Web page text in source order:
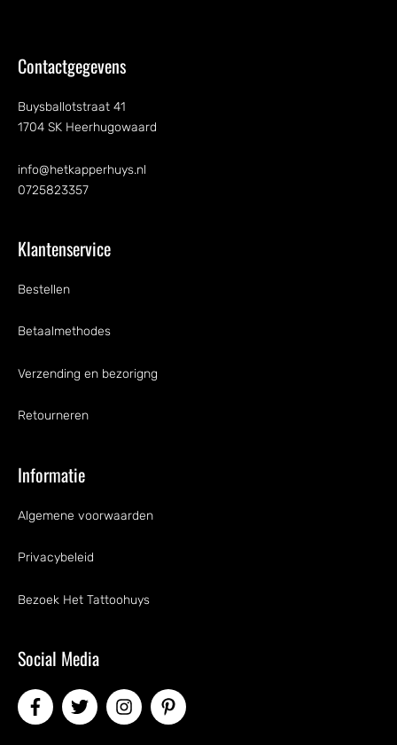
Contactgegevens
Buysballotstraat 41
1704 SK Heerhugowaard
info@hetkapperhuys.nl
0725823357
Klantenservice
Bestellen
Betaalmethodes
Verzending en bezorigng
Retourneren
Informatie
Algemene voorwaarden
Privacybeleid
Bezoek Het Tattoohuys
Social Media